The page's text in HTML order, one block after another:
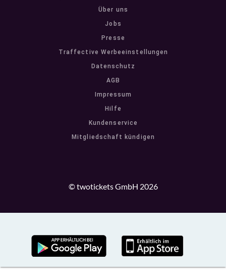
Über uns
Jobs
Presse
Traffective Werbeeinstellungen
Datenschutz
AGB
Impressum
Hilfe
Kundenservice
Mitgliedschaft kündigen
© twotickets GmbH 2026